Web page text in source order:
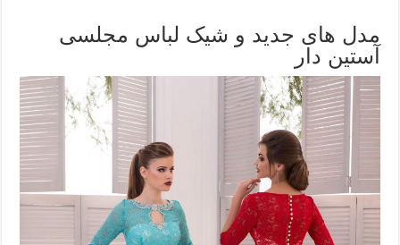
مدل های جدید و شیک لباس مجلسی
آستین دار